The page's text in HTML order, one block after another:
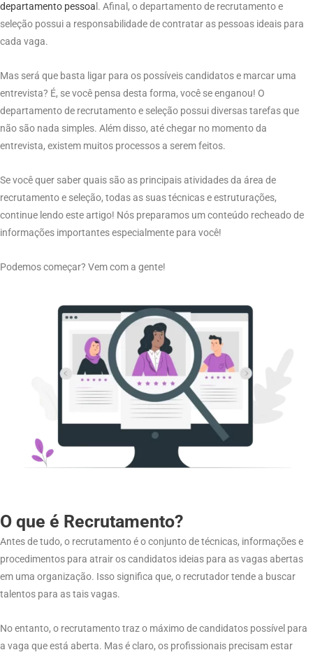
departamento pessoa l. Afinal, o departamento de recrutamento e
seleção possui a responsabilidade de contratar as pessoas ideais para
cada vaga.
Mas será que basta ligar para os possíveis candidatos e marcar uma
entrevista? É, se você pensa desta forma, você se enganou! O
departamento de recrutamento e seleção possui diversas tarefas que
não são nada simples. Além disso, até chegar no momento da
entrevista, existem muitos processos a serem feitos.
Se você quer saber quais são as principais atividades da área de
recrutamento e seleção, todas as suas técnicas e estruturações,
continue lendo este artigo! Nós preparamos um conteúdo recheado de
informações importantes especialmente para você!
Podemos começar? Vem com a gente!
O que é Recrutamento?
Antes de tudo, o recrutamento é o conjunto de técnicas, informações e
procedimentos para atrair os candidatos ideias para as vagas abertas
em uma organização. Isso significa que, o recrutador tende a buscar
talentos para as tais vagas.
No entanto, o recrutamento traz o máximo de candidatos possível para
a vaga que está aberta. Mas é claro, os profissionais precisam estar